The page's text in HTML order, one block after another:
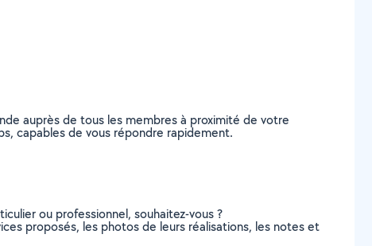
auprès de tous les membres à proximité de votre
capables de vous répondre rapidement.
ou professionnel, souhaitez-vous ?
proposés, les photos de leurs réalisations, les notes et